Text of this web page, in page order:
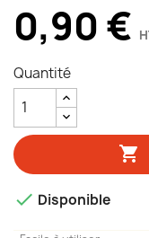
0,90 €
Quantité

 Disponible